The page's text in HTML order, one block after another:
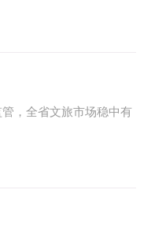
，全省文旅市场稳中有